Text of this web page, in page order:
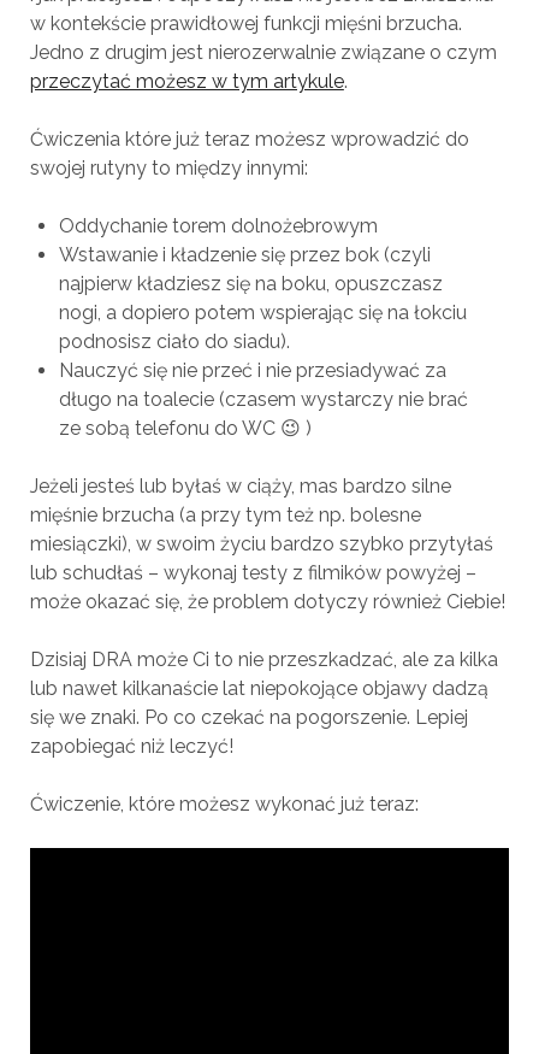
w kontekście prawidłowej funkcji mięśni brzucha.
Jedno z drugim jest nierozerwalnie związane o czym
przeczytać możesz w tym artykule.
Ćwiczenia które już teraz możesz wprowadzić do
swojej rutyny to między innymi:
Oddychanie torem dolnożebrowym
Wstawanie i kładzenie się przez bok (czyli
najpierw kładziesz się na boku, opuszczasz
nogi, a dopiero potem wspierając się na łokciu
podnosisz ciało do siadu).
Nauczyć się nie przeć i nie przesiadywać za
długo na toalecie (czasem wystarczy nie brać
ze sobą telefonu do WC 😉 )
Jeżeli jesteś lub byłaś w ciąży, mas bardzo silne
mięśnie brzucha (a przy tym też np. bolesne
miesiączki), w swoim życiu bardzo szybko przytyłaś
lub schudłaś – wykonaj testy z filmików powyżej –
może okazać się, że problem dotyczy również Ciebie!
Dzisiaj DRA może Ci to nie przeszkadzać, ale za kilka
lub nawet kilkanaście lat niepokojące objawy dadzą
się we znaki. Po co czekać na pogorszenie. Lepiej
zapobiegać niż leczyć!
Ćwiczenie, które możesz wykonać już teraz: